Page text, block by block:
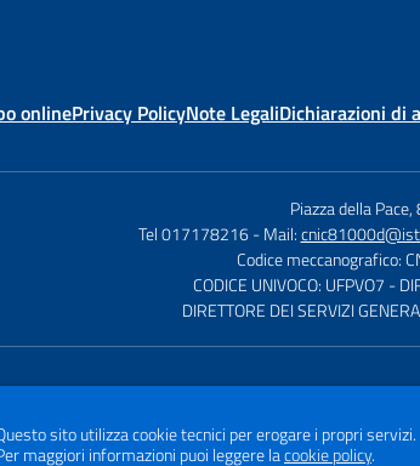
onlinePrivacy PolicyNote LegaliDichiarazioni di
Piazza della Pace,
Tel 017178216 - Mail:
Codice meccanografico:
CODICE UNIVOCO: UFPVO7 -
DIRETTORE DEI SERVIZI
sito utilizza cookie tecnici per erogare i propri servizi.
maggiori informazioni puoi leggere lacookie policy.